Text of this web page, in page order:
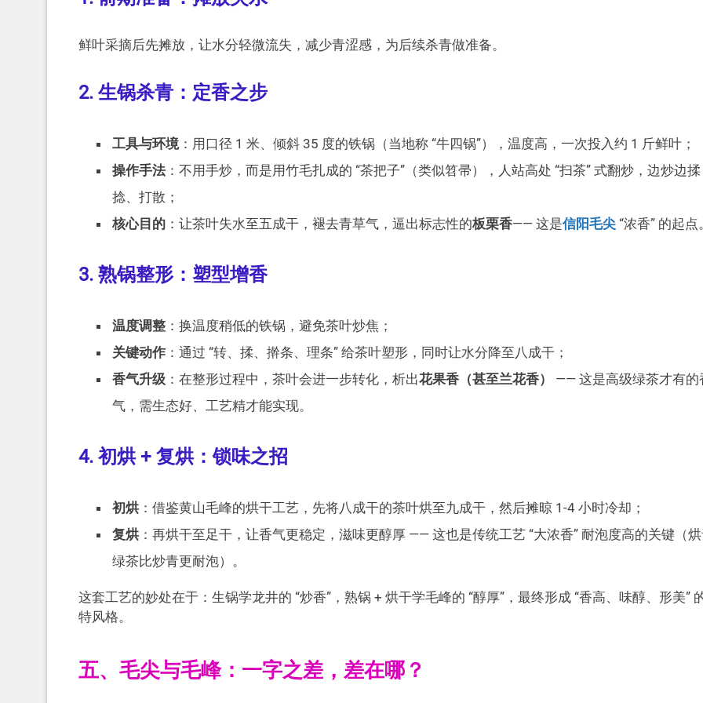
鲜叶采摘后先摊放，让水分轻微流失，减少青涩感，为后续杀青做准备。
2. 生锅杀青：定香之步
工具与环境：用口径 1 米、倾斜 35 度的铁锅（当地称 “牛四锅”），温度高，一次投入约 1 斤鲜叶；
操作手法：不用手炒，而是用竹毛扎成的 “茶把子”（类似笤帚），人站高处 “扫茶” 式翻炒，边炒边揉
捻、打散；
核心目的：让茶叶失水至五成干，褪去青草气，逼出标志性的板栗香—— 这是信阳毛尖“浓香” 的起点
3. 熟锅整形：塑型增香
温度调整：换温度稍低的铁锅，避免茶叶炒焦；
关键动作：通过 “转、揉、擀条、理条” 给茶叶塑形，同时让水分降至八成干；
香气升级：在整形过程中，茶叶会进一步转化，析出花果香（甚至兰花香）
—— 这是高级绿茶才有的
气，需生态好、工艺精才能实现。
4. 初烘 + 复烘：锁味之招
初烘：借鉴黄山毛峰的烘干工艺，先将八成干的茶叶烘至九成干，然后摊晾 1-4 小时冷却；
复烘：再烘干至足干，让香气更稳定，滋味更醇厚 —— 这也是传统工艺 “大浓香” 耐泡度高的关键（
绿茶比炒青更耐泡）。
这套工艺的妙处在于：生锅学龙井的 “炒香”，熟锅 + 烘干学毛峰的 “醇厚”，最终形成 “香高、味醇、形美”
特风格。
五、毛尖与毛峰：一字之差，差在哪？